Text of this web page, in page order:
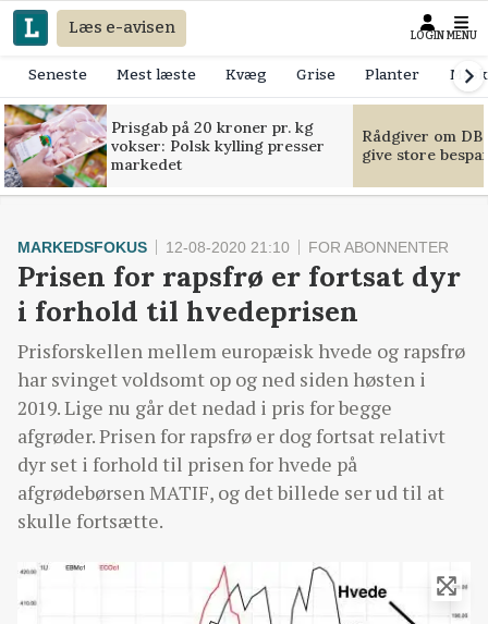
Læs e-avisen LOGIN MENU
Seneste Mest læste Kvæg Grise Planter
Prisgab på 20 kroner pr. kg
vokser: Polsk kylling presser
markedet
Rådgiver om
give store
MARKEDSFOKUS 12-08-2020 21:10 FOR ABONNENTER
Prisen for rapsfrø er fortsat dyr
i forhold til hvedeprisen
Prisforskellen mellem europæisk hvede og rapsfrø
har svinget voldsomt op og ned siden høsten i
2019. Lige nu går det nedad i pris for begge
afgrøder. Prisen for rapsfrø er dog fortsat relativt
dyr set i forhold til prisen for hvede på
afgrødebørsen MATIF, og det billede ser ud til at
skulle fortsætte.